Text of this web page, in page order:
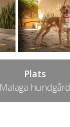
Plats
Malaga hundgård